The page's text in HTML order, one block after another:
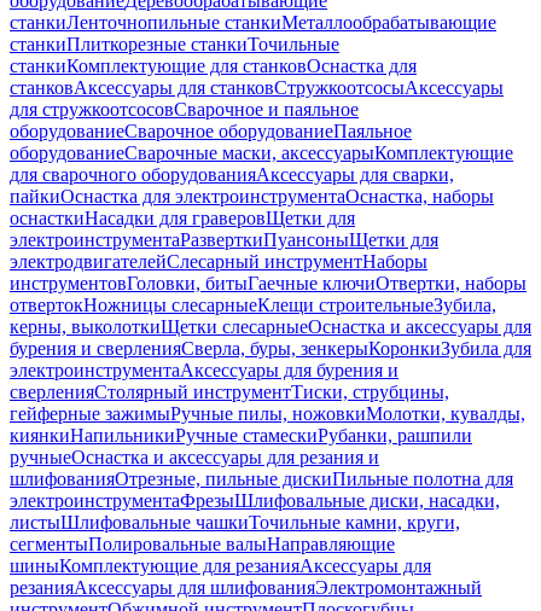
станкиЛенточнопильные станкиМеталлообрабатывающие
станкиПлиткорезные станкиТочильные
станкиКомплектующие для станковОснастка для
станковАксессуары для станковСтружкоотсосыАксессуары
для стружкоотсосовСварочное и паяльное
оборудованиеСварочное оборудованиеПаяльное
оборудованиеСварочные маски, аксессуарыКомплектующие
для сварочного оборудованияАксессуары для сварки,
пайкиОснастка для электроинструментаОснастка, наборы
оснасткиНасадки для граверовЩетки для
электроинструментаРазверткиПуансоныЩетки для
электродвигателейСлесарный инструментНаборы
инструментовГоловки, битыГаечные ключиОтвертки, наборы
отвертокНожницы слесарныеКлещи строительныеЗубила,
керны, выколоткиЩетки слесарныеОснастка и аксессуары для
бурения и сверленияСверла, буры, зенкерыКоронкиЗубила для
электроинструментаАксессуары для бурения и
сверленияСтолярный инструментТиски, струбцины,
гейферные зажимыРучные пилы, ножовкиМолотки, кувалды,
киянкиНапильникиРучные стамескиРубанки, рашпили
ручныеОснастка и аксессуары для резания и
шлифованияОтрезные, пильные дискиПильные полотна для
электроинструментаФрезыШлифовальные диски, насадки,
листыШлифовальные чашкиТочильные камни, круги,
сегментыПолировальные валыНаправляющие
шиныКомплектующие для резанияАксессуары для
резанияАксессуары для шлифованияЭлектромонтажный